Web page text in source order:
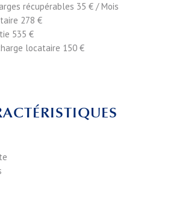
récupérables 35 € / Mois
278 €
535 €
locataire 150 €